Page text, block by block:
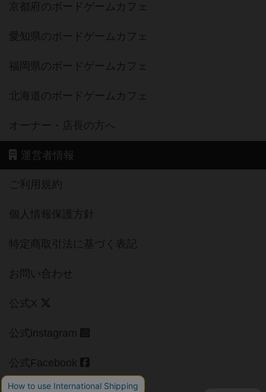
京都府のボードゲームカフェ
愛知県のボードゲームカフェ
福岡県のボードゲームカフェ
北海道のボードゲームカフェ
オーナー・店長の方へ
運営者情報
ご利用規約
個人情報保護方針
特定商取引法に基づく表記
お問い合わせ
公式X
公式instagram
公式Facebook